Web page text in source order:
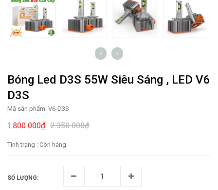
Bóng Led D3S 55W Siêu Sáng , LED V6
D3S
Mã sản phẩm: V6-D3S
1.800.000₫ 2.350.000₫
Tình trạng : Còn hàng
SỐ LƯỢNG: